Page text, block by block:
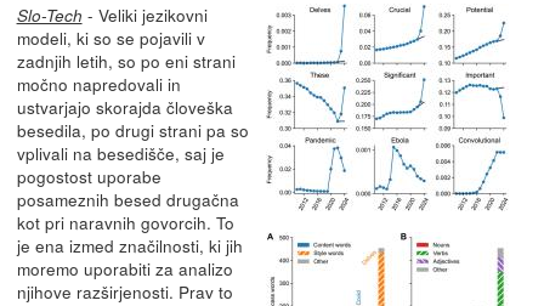
Slo-Tech - Veliki jezikovni
modeli, ki so se pojavili v
zadnjih letih, so po eni strani
močno napredovali in
ustvarjajo skorajda človeška
besedila, po drugi strani pa so
vplivali na besedišče, saj je
pogostost uporabe
posameznih besed drugačna
kot pri naravnih govorcih. To
je ena izmed značilnosti, ki jih
moremo uporabiti za analizo
njihove razširjenosti. Prav to